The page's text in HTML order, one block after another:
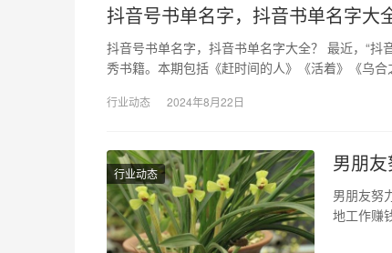
抖音号书单名字，抖音书单名字大
抖音号书单名字，抖音书单名字大全？ 最近，“
秀书籍。本期包括《赶时间的人》《活着》《乌
行业动态 2024年8月22日
行业动态 男朋
男朋友努
地工作赚